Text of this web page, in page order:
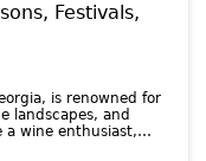
Festivals,
is renowned for
landscapes, and
wine enthusiast,